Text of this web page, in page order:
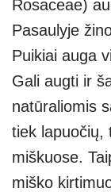
Rosaceae)
Pasaulyje
Puikiai auga
Gali augti ir
natūraliomis
tiek lapuočių,
miškuose.
miško